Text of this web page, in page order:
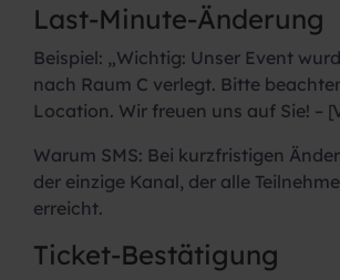
Last-Minute-Änderung
Beispiel: „Wichtig: Unser Event
nach Raum C verlegt. Bitte
Location. Wir freuen uns auf Sie! –
Warum SMS: Bei kurzfristigen
der einzige Kanal, der alle
erreicht.
Ticket-Bestätigung